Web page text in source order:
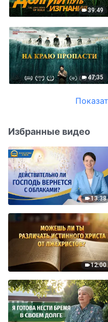
39:49
47:35
Избранные видео
13:38
12:00